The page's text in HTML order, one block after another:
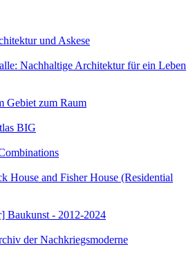
und Askese
Nachhaltige Architektur für ein Leben
Gebiet zum Raum
BIG
House and Fisher House (Residential
Baukunst - 2012-2024
der Nachkriegsmoderne